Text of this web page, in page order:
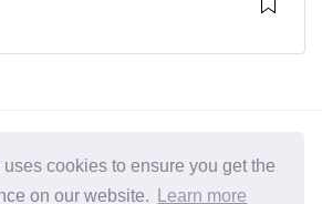
cookies to ensure you get the
on our website.
Learn more